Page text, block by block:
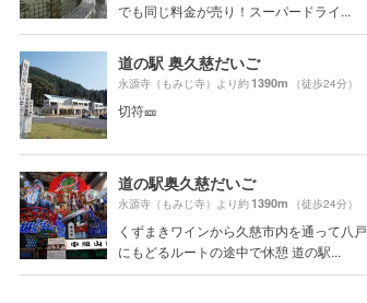
でも同じ料金が売り！スーパードライ...
道の駅 奥久慈だいご
永源寺（もみじ寺）より約1390m （徒歩24分）
切符🎫
道の駅奥久慈だいご
永源寺（もみじ寺）より約1390m （徒歩24分）
くずまきワインから久慈市内を通って八戸
にもどるルートの途中で休憩 道の駅...